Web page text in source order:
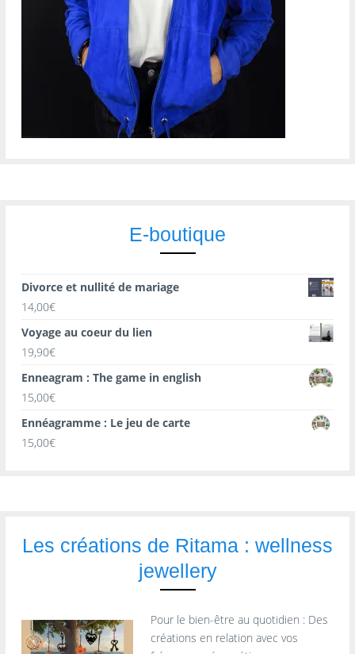
E-boutique
Divorce et nullité de mariage
14,00€
Voyage au coeur du lien
19,90€
Enneagram : The game in english
15,00€
Ennéagramme : Le jeu de carte
15,00€
Les créations de Ritama : wellness
jewellery
Pour le bien-être au quotidien : Des
créations en relation avec vos